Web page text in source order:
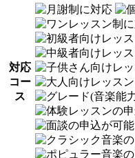
対応
コー
ス